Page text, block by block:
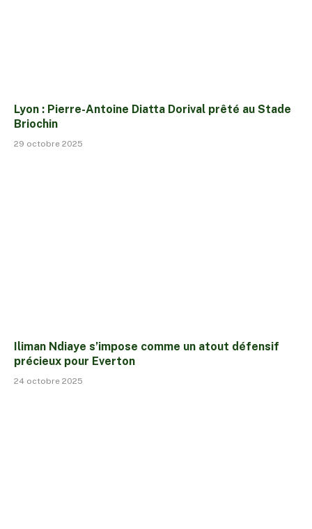
Lyon : Pierre-Antoine Diatta Dorival prêté au Stade
Briochin
29 octobre 2025
Iliman Ndiaye s’impose comme un atout défensif
précieux pour Everton
24 octobre 2025